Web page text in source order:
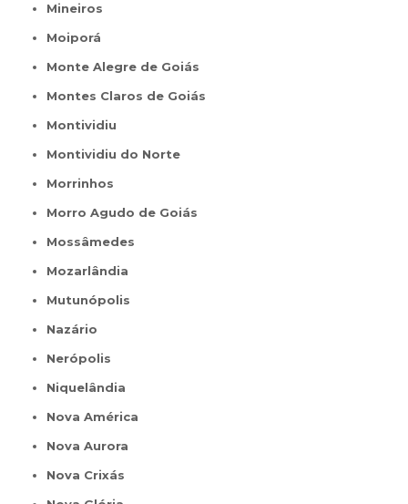
Mineiros
Moiporá
Monte Alegre de Goiás
Montes Claros de Goiás
Montividiu
Montividiu do Norte
Morrinhos
Morro Agudo de Goiás
Mossâmedes
Mozarlândia
Mutunópolis
Nazário
Nerópolis
Niquelândia
Nova América
Nova Aurora
Nova Crixás